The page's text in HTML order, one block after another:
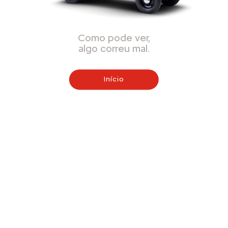
Como pode ver,
algo correu mal.
Início